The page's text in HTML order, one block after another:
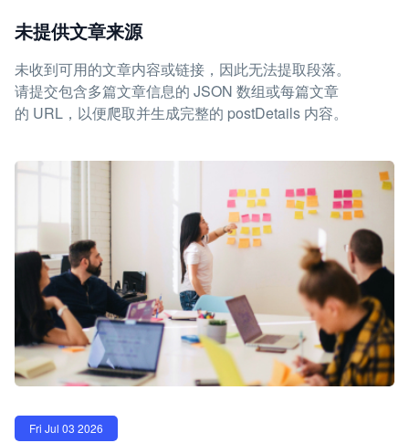
未提供文章来源
未收到可用的文章内容或链接，因此无法提取段落。
请提交包含多篇文章信息的 JSON 数组或每篇文章
的 URL，以便爬取并生成完整的 postDetails 内容。
Fri Jul 03 2026